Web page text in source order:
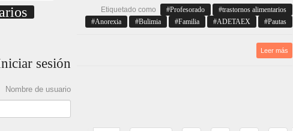
Etiquetado como Profesorado
trastornos alimentarios
Anorexia
Bulimia Familia ADETAEX Pautas
Leer más
sesión
Nombre de usuario